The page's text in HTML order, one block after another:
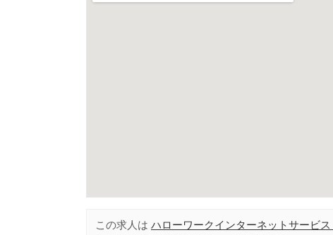
この求人は ハローワークインターネットサービス